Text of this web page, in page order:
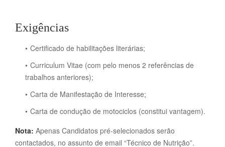
Exigências
Certificado de habilitações literárias;
Curriculum Vitae (com pelo menos 2 referências de
trabalhos anteriores);
Carta de Manifestação de Interesse;
Carta de condução de motociclos (constitui vantagem).
Nota: Apenas Candidatos pré-selecionados serão
contactados, no assunto de email “Técnico de Nutrição”.